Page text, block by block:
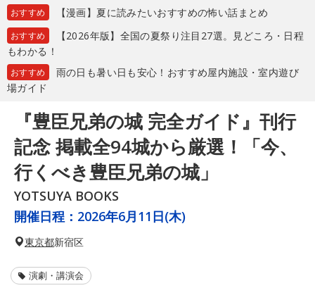
おすすめ 【漫画】夏に読みたいおすすめの怖い話まとめ
おすすめ
【2026年版】全国の夏祭り注目27選。見どころ・日程
もわかる！
おすすめ
雨の日も暑い日も安心！おすすめ屋内施設・室内遊び
場ガイド
『豊臣兄弟の城 完全ガイド』刊行
記念 掲載全94城から厳選！「今、
行くべき豊臣兄弟の城」
YOTSUYA BOOKS
開催日程： 2026年6月11日(木)
東京都新宿区
演劇・講演会